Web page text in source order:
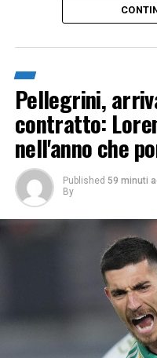
Pellegrini,
contratto:
nell'anno che
Published 59 minuti
By